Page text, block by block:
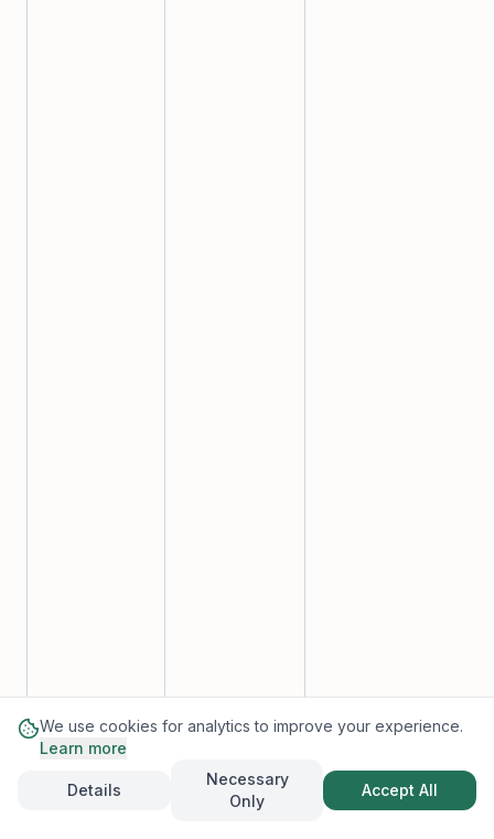
We use cookies for analytics to improve your experience.
Learn more
Details
Necessary
Only
Accept All